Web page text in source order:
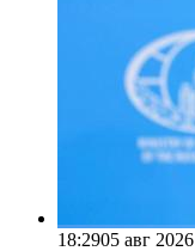
18:2905 авг 2026